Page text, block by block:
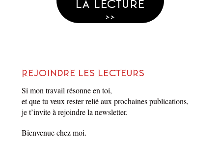
Question 45
la lecture
>>
Rejoindre les lecteurs
Si mon travail résonne en toi,
et que tu veux rester relié aux prochaines publications,
je t’invite à rejoindre la newsletter.
Bienvenue chez moi.